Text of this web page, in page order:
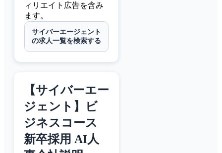
ィリエイト広告を含み
ます。
サイバーエージェント
の求人一覧を検索する
【サイバーエー
ジェント】ビ
ジネスコース
新卒採用 AI人